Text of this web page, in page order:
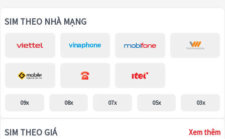
SIM THEO NHÀ MẠNG
09x 08x 07x 05x 03x
SIM THEO GIÁ Xem thêm